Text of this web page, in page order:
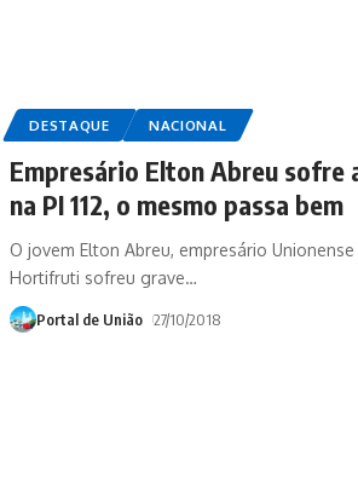
DESTAQUE NACIONAL
Empresário Elton Abreu sofre
na PI 112, o mesmo passa bem
O jovem Elton Abreu, empresário
Hortifruti sofreu grave…
Portal de União 27/10/2018